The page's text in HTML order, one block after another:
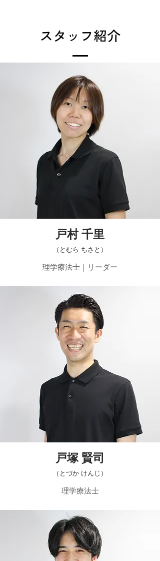
​スタッフ紹介
戸村 千里
​（とむら ちさと）
​理学療法士｜リーダー
​戸塚 賢司
​（とづか けんじ）
​理学療法士